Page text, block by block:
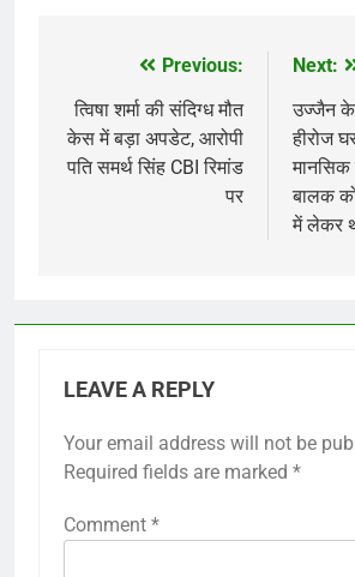
navigation
Previous:
त्विषा शर्मा की संदिग्ध मौत
केस में बड़ा अपडेट, आरोपी
पति समर्थ सिंह CBI रिमांड
पर
Next:
उज्जैन
हीरोज
बालक
में लेकर
LEAVE A REPLY
Your email address will not be
Required fields are marked *
Comment *